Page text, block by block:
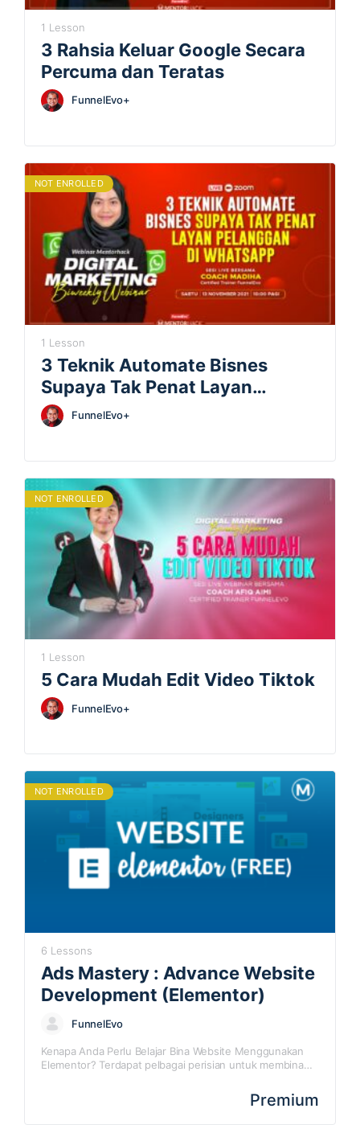
1 Lesson
3 Rahsia Keluar Google Secara
Percuma dan Teratas
FunnelEvo+
NOT ENROLLED
1 Lesson
3 Teknik Automate Bisnes
Supaya Tak Penat Layan
Pelanggan Di Whatsapp
FunnelEvo+
NOT ENROLLED
1 Lesson
5 Cara Mudah Edit Video Tiktok
FunnelEvo+
NOT ENROLLED
6 Lessons
Ads Mastery : Advance Website
Development (Elementor)
FunnelEvo
Kenapa Anda Perlu Belajar Bina Website Menggunakan
Elementor? Terdapat pelbagai perisian untuk membina
Premium